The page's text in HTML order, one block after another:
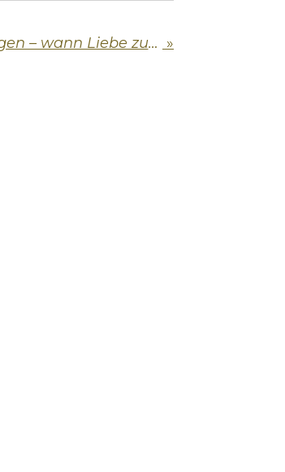
Muttersöhnchen in Beziehungen – wann Liebe zur Belastung wird »